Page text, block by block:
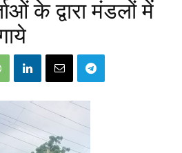
के द्वारा मंडलों में